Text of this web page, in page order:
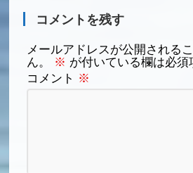
コメントを残す
メールアドレスが公開される
ん。
※ が付いている欄は必須
コメント ※